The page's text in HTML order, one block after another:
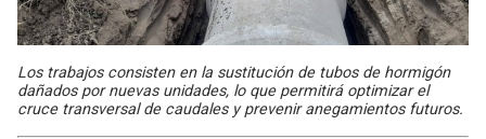
Los trabajos consisten en la sustitución de tubos de hormigón
dañados por nuevas unidades, lo que permitirá optimizar el
cruce transversal de caudales y prevenir anegamientos futuros.